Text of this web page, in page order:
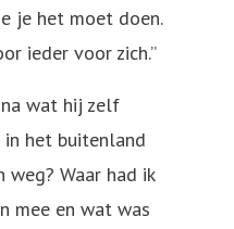
je het moet doen.
ieder voor zich.”
wat hij zelf
het buitenland
weg? Waar had ik
mee en wat was